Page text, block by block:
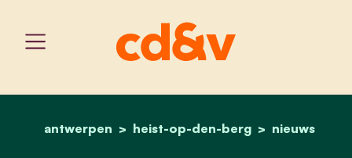
home
antwerpen heist-op-den-berg nieuws
dianepark